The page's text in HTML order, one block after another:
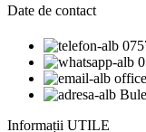
Date de contact
Informații UTILE